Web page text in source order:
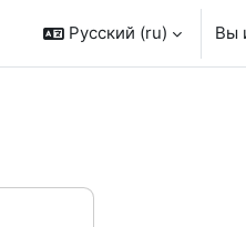
Русский ‎(ru)‎ Вы